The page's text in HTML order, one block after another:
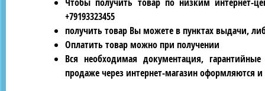
+79193323455
получить товар Вы можете в пунктах выдачи,
Оплатить товар можно при получении
Вся необходимая документация,
продаже через интернет-магазин оформляются